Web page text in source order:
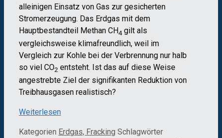
alleinigen Einsatz von Gas zur gesicherten
Stromerzeugung. Das Erdgas mit dem
Hauptbestandteil Methan CH4 gilt als
vergleichsweise klimafreundlich, weil im
Vergleich zur Kohle bei der Verbrennung nur halb
so viel CO2 entsteht. Ist das auf diese Weise
angestrebte Ziel der signifikanten Reduktion von
Treibhausgasen realistisch?
Weiterlesen
Kategorien Erdgas, Fracking Schlagwörter